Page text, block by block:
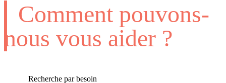
Comment pouvons-
nous vous aider ?
Recherche par besoin